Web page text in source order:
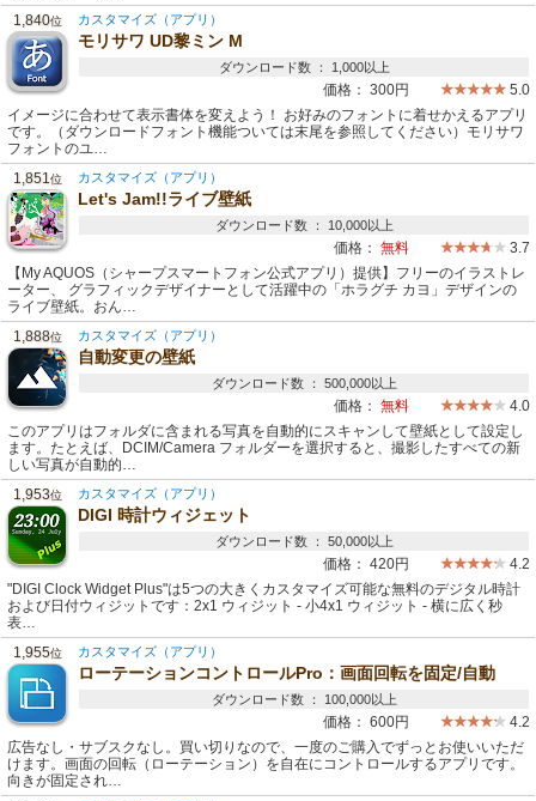
1,840位 カスタマイズ（アプリ）
モリサワ UD黎ミン M
ダウンロード数 ： 1,000以上
価格： 300円
5.0
イメージに合わせて表示書体を変えよう！ お好みのフォントに着せかえるアプリ
です。（ダウンロードフォント機能ついては末尾を参照してください）モリサワ
フォントのユ…
1,851位 カスタマイズ（アプリ）
Let's Jam!!ライブ壁紙
ダウンロード数 ： 10,000以上
価格： 無料
3.7
【My AQUOS（シャープスマートフォン公式アプリ）提供】フリーのイラストレ
ーター、 グラフィックデザイナーとして活躍中の「ホラグチ カヨ」デザインの
ライブ壁紙。おん…
1,888位 カスタマイズ（アプリ）
自動変更の壁紙
ダウンロード数 ： 500,000以上
価格： 無料
4.0
このアプリはフォルダに含まれる写真を自動的にスキャンして壁紙として設定し
ます。たとえば、DCIM/Camera フォルダーを選択すると、撮影したすべての新
しい写真が自動的…
1,953位 カスタマイズ（アプリ）
DIGI 時計ウィジェット
ダウンロード数 ： 50,000以上
価格： 420円
4.2
"DIGI Clock Widget Plus"は5つの大きくカスタマイズ可能な無料のデジタル時計
および日付ウィジットです：2x1 ウィジット - 小4x1 ウィジット - 横に広く秒
表…
1,955位 カスタマイズ（アプリ）
ローテーションコントロールPro：画面回転を固定/自動
ダウンロード数 ： 100,000以上
価格： 600円
4.2
広告なし・サブスクなし。買い切りなので、一度のご購入でずっとお使いいただ
けます。画面の回転（ローテーション）を自在にコントロールするアプリです。
向きが固定され…